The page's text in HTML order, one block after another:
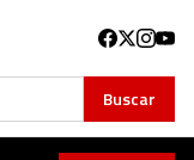
Buscar